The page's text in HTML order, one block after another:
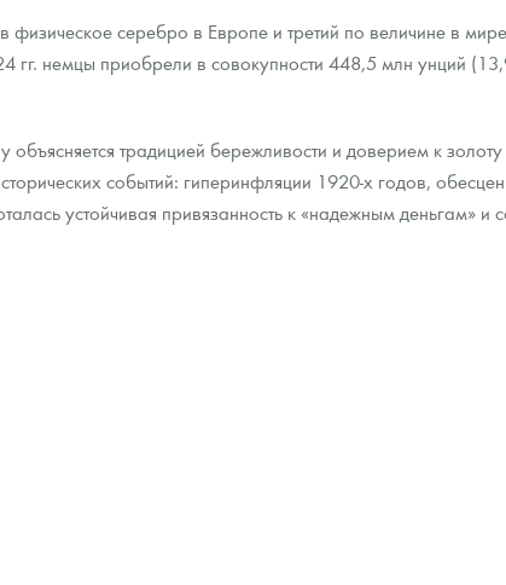
платины на 2026 год
физическое серебро в Европе и третий по величине в
немцы приобрели в совокупности 448,5 млн унций
объясняется традицией бережливости и доверием к
событий: гиперинфляции 1920-х годов,
устойчивая привязанность к «надежным деньгам» и